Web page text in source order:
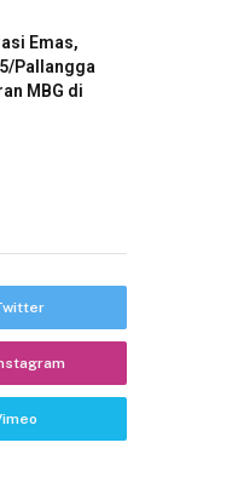
Emas,
Pallangga
MBG di